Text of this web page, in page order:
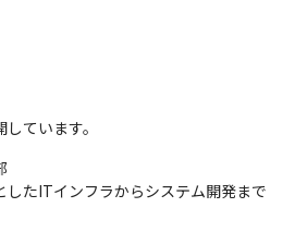
ています。
したITインフラからシステム開発まで